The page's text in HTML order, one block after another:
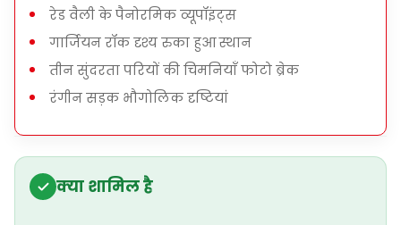
रेड वैली के पैनोरमिक व्यूपॉइंट्स
गार्जियन रॉक दृश्य रुका हुआ स्थान
तीन सुंदरता परियों की चिमनियाँ फोटो ब्रेक
रंगीन सड़क भौगोलिक दृष्टियां
क्या शामिल है